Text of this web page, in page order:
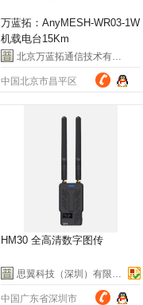
万蓝拓：AnyMESH-WR03-1W
机载电台15Km
北京万蓝拓通信技术有限公司
中国北京市昌平区
HM30 全高清数字图传
思翼科技（深圳）有限公司
中国广东省深圳市